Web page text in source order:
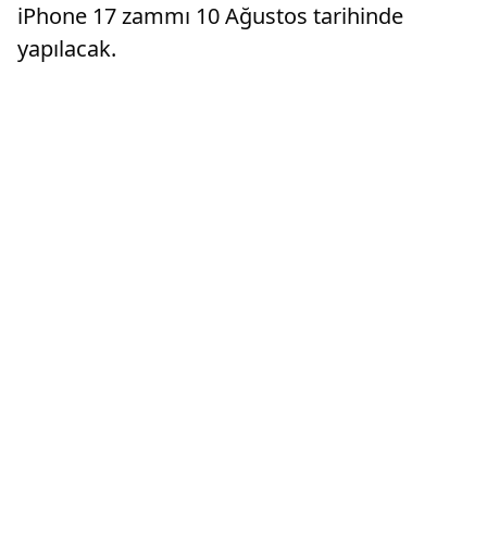
iPhone 17 zammı 10 Ağustos tarihinde
yapılacak.